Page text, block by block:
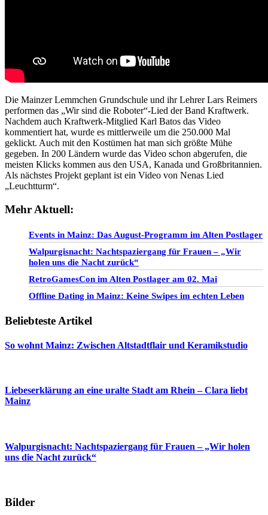
Die Mainzer Lemmchen Grundschule und ihr Lehrer Lars Reimers
performen das „Wir sind die Roboter“-Lied der Band Kraftwerk.
Nachdem auch Kraftwerk-Mitglied Karl Batos das Video
kommentiert hat, wurde es mittlerweile um die 250.000 Mal
geklickt. Auch mit den Kostümen hat man sich größte Mühe
gegeben. In 200 Ländern wurde das Video schon abgerufen, die
meisten Klicks kommen aus den USA, Kanada und Großbritannien.
Als nächstes Projekt geplant ist ein Video von Nenas Lied
„Leuchtturm“.
Mehr Aktuell:
Events in Mainz: Das August-Programm im Alten Postlager
Walpurgisnacht: Nachtspaziergang für Frauen – „Wir
holen uns die Nacht zurück“
RetroGamesCon im Alten Postlager am 02. Mai
Offline Dating in Mainz: Keine Swipes im echten Leben
Beliebteste Artikel
So wohnt Mainz: Zwischen Altstadtflair und Keramikstudio
Liebeserklärung an eine uralte Stadt am Rhein – Clara liebt
Mainz
Walpurgisnacht: Nachtspaziergang für Frauen – „Wir holen
uns die Nacht zurück“
Bilder